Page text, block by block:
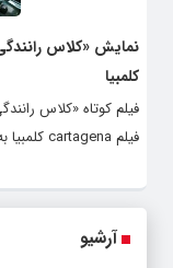
کلمبیا
فیلم کوتاه «کلاس
فیلم cartagena کلمبیا به نمایش در خواهد آمد
آرشیو